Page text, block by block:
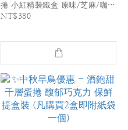
捲 小紅精裝鐵盒 原味/芝麻/咖
啡/巧克力/鐵觀音 (附小提袋一
NT$380